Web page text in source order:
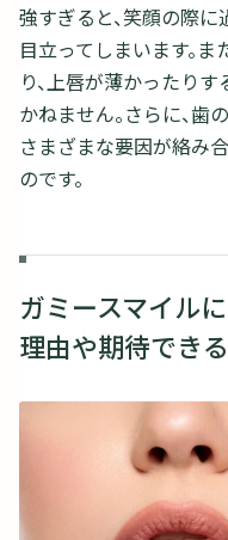
強すぎると、笑顔の際
目立ってしまいます。
り、上唇が薄かったり
かねません。さらに、歯
さまざまな要因が絡み
のです。
ガミースマイル
理由や期待でき